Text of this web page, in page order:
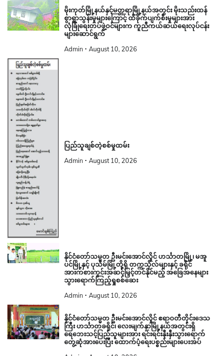
မိုးကုတ်မြို့နယ်နှင့်မတ္တရာမြို့နယ်အတွင်း မိုးသည်းထန်
စွာရွာသွန်းမှုများကြောင့် ထိခိုက်ပျက်စီးမှုများအား
လုံခြုံရေးတပ်ဖွဲ့ဝင်များက ကူညီကယ်ဆယ်ရေးလုပ်ငန်း
များဆောင်ရွက်
Admin August 10, 2026
ပြည်သူချစ်တဲ့စစ်မှုထမ်း
Admin August 10, 2026
နိုင်ငံတော်သမ္မတ ဦးမင်းအောင်လှိုင် ဟင်္သာတမြို့၊ မအူ
ပင်မြို့နှင့် ပုသိမ်မြို့တို့ရှိ တက္ကသိုလ်များနှင့် ခရိုင်
အားကစားကွင်းအဆင့်မြှင့်တင်နိုင်မည့် အခြေအနေများ
သွားရောက်ကြည့်ရှုစစ်ဆေး
Admin August 10, 2026
နိုင်ငံတော်သမ္မတ ဦးမင်းအောင်လှိုင် ဧရာဝတီတိုင်းဒေသ
ကြီး ဟင်္သာတခရိုင်၊ လေးမျက်နှာမြို့နယ်အတွင်းရှိ
ရေဘေးသင့်ပြည်သူများအား ရင်းရင်းနှီးနှီးသွားရောက်
တွေ့ဆုံအားပေးပြီး ထောက်ပံ့ရေးပစ္စည်းများပေးအပ်